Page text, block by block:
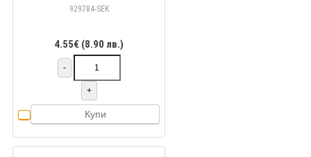
929784-SEK
4.55€ (8.90 лв.)
-
+
Купи